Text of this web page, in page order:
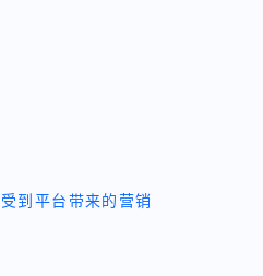
到平台带来的营销